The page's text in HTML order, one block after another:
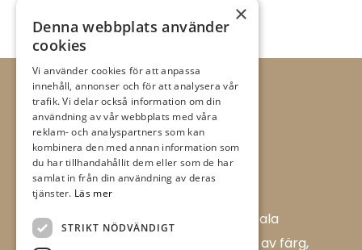
Allt i Färg AB är en färghandel i centrala
Ulricehamn med ett brett sortiment av färg,
×
Denna webbplats använder
cookies
Vi använder cookies för att anpassa
innehåll, annonser och för att analysera vår
trafik. Vi delar också information om din
användning av vår webbplats med våra
reklam- och analyspartners som kan
kombinera den med annan information som
du har tillhandahållit dem eller som de har
samlat in från din användning av deras
tjänster. Läs mer
STRIKT NÖDVÄNDIGT